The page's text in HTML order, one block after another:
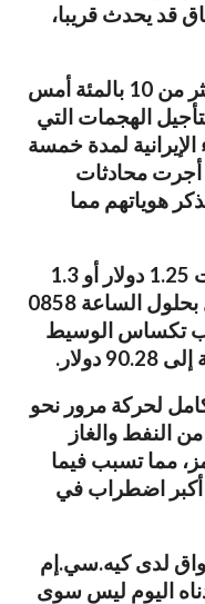
قد يحدث قريبا،
وكانت عقود الخام قد هبطت بأكثر من 10 بالمئة أمس
الهجمات التي
لمدة خمسة
أجرت محادثات
هوياتهم مما
وارتفعت العقود الآجلة لخام برنت 1.25 دولار أو 1.3
بالمئة إلى 101.19 دولار للبرميل بحلول ​الساعة 0858
تكساس الوسيط
لحركة مرور نحو
من النفط والغاز
مما تسبب فيما
أكبر اضطراب في
لدى ‌كيه.سي.إم
اليوم ليس سوى